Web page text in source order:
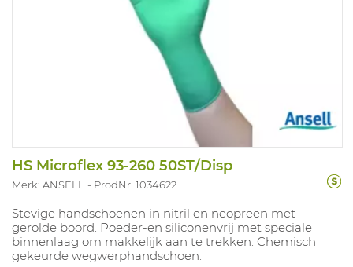
HS Microflex 93-260 50ST/Disp
Merk: ANSELL ProdNr. 1034622
Stevige handschoenen in nitril en neopreen met
gerolde boord. Poeder-en siliconenvrij met speciale
binnenlaag om makkelijk aan te trekken. Chemisch
gekeurde wegwerphandschoen.